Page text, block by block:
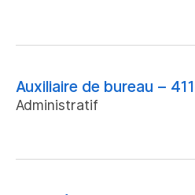
Auxiliaire de bureau –
Administratif